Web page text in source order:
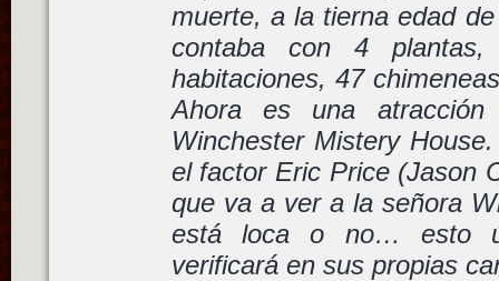
muerte, a la tierna edad
contaba con 4
habitaciones, 47
Ahora es una
Winchester Mistery
el factor Eric Price (Jason
que va a ver a la señora
está loca o no… esto
verificará en sus propias